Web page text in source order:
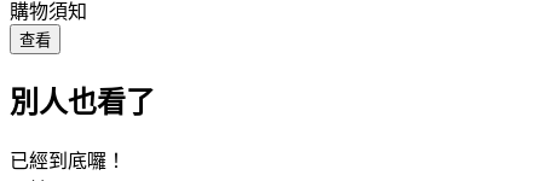
購物須知
查看
別人也看了
已經到底囉！